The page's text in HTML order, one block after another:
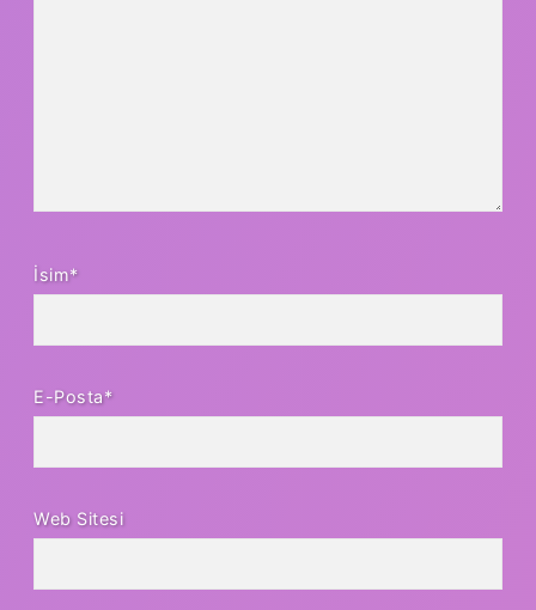
İsim*
E-Posta*
Web Sitesi